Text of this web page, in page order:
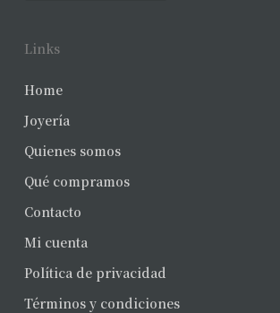
Links
Home
Joyería
Quienes somos
Qué compramos
Contacto
Mi cuenta
Política de privacidad
Términos y condiciones